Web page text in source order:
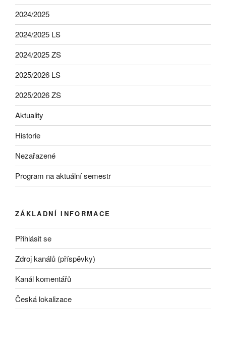
2024/2025
2024/2025 LS
2024/2025 ZS
2025/2026 LS
2025/2026 ZS
Aktuality
Historie
Nezařazené
Program na aktuální semestr
ZÁKLADNÍ INFORMACE
Přihlásit se
Zdroj kanálů (příspěvky)
Kanál komentářů
Česká lokalizace